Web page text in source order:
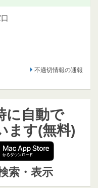
不適切情報の通報
に自動で
ます(無料)
索・表示